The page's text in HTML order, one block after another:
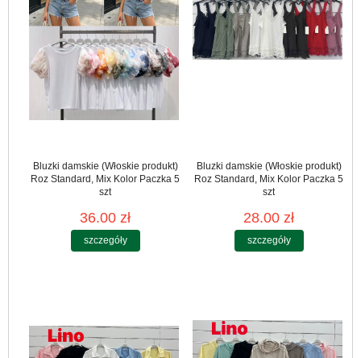
Bluzki damskie (Włoskie produkt)
Roz Standard, Mix Kolor Paczka 5
szt
36.00 zł
szczegóły
Bluzki damskie (Włoskie produkt)
Roz Standard, Mix Kolor Paczka 5
szt
28.00 zł
szczegóły